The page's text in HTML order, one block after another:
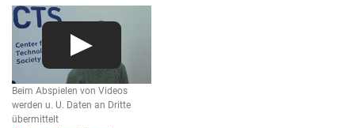
Beim Abspielen von Videos
werden u. U. Daten an Dritte
übermittelt